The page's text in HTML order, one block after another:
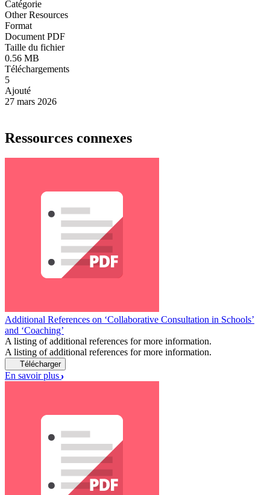
Catégorie
Other Resources
Format
Document PDF
Taille du fichier
0.56 MB
Téléchargements
5
Ajouté
27 mars 2026
Ressources connexes
Additional References on ‘Collaborative Consultation in Schools’
and ‘Coaching’
A listing of additional references for more information.
A listing of additional references for more information.
Télécharger
En savoir plus